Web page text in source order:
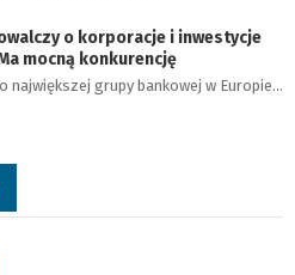
o korporacje i inwestycje
mocną konkurencję
największej grupy bankowej w Europie…